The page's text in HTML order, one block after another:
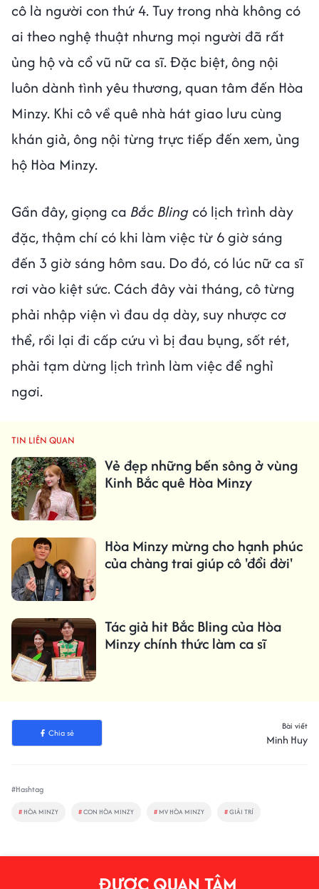
cô là người con thứ 4. Tuy trong nhà không có
ai theo nghệ thuật nhưng mọi người đã rất
ủng hộ và cổ vũ nữ ca sĩ. Đặc biệt, ông nội
luôn dành tình yêu thương, quan tâm đến Hòa
Minzy. Khi cô về quê nhà hát giao lưu cùng
khán giả, ông nội từng trực tiếp đến xem, ủng
hộ Hòa Minzy.
Gần đây, giọng ca Bắc Blingcó lịch trình dày
đặc, thậm chí có khi làm việc từ 6 giờ sáng
đến 3 giờ sáng hôm sau. Do đó, có lúc nữ ca sĩ
rơi vào kiệt sức. Cách đây vài tháng, cô từng
phải nhập viện vì đau dạ dày, suy nhược cơ
thể, rồi lại đi cấp cứu vì bị đau bụng, sốt rét,
phải tạm dừng lịch trình làm việc để nghỉ
ngơi.
TIN LIÊN QUAN
Vẻ đẹp những bến sông ở vùng
Kinh Bắc quê Hòa Minzy
Hòa Minzy mừng cho hạnh phúc
của chàng trai giúp cô 'đổi đời'
Tác giả hit Bắc Bling của Hòa
Minzy chính thức làm ca sĩ
Chia sẻ
Bài viết
Minh Huy
#Hashtag
# HÒA MINZY #CON HÒA MINZY # MV HÒA MINZY #GIẢI TRÍ